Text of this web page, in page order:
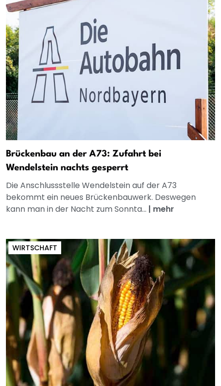
Brückenbau an der A73: Zufahrt bei
Wendelstein nachts gesperrt
Die Anschlussstelle Wendelstein auf der A73
bekommt ein neues Brückenbauwerk. Deswegen
kann man in der Nacht zum Sonnta... | mehr
WIRTSCHAFT